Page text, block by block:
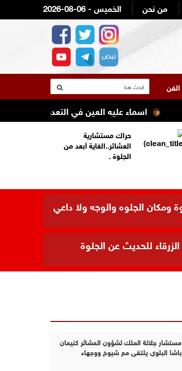
2026-08-06 - الخميس من نحن
الفن
اسماء عليه العين في التعديل الوزاري
حراك مستشارية
العشائر..الغاية أبعد من
الجلوة .
ومكان الجلوه والوجه ولا داعي
للحديث عن الجلوة
مستشار جلالة الملك لشؤون العشائر كنيعان
باشا البلوي يلتقي مع شيوخ ووجهاء